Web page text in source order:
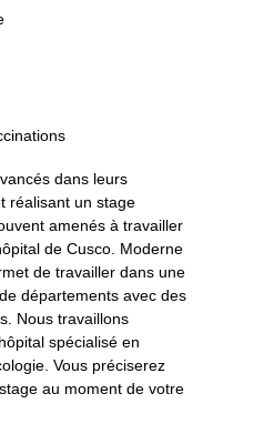
dans leurs
réalisant un stage
amenés à travailler
de Cusco. Moderne
de travailler dans une
départements avec des
Nous travaillons
spécialisé en
Vous préciserez
au moment de votre